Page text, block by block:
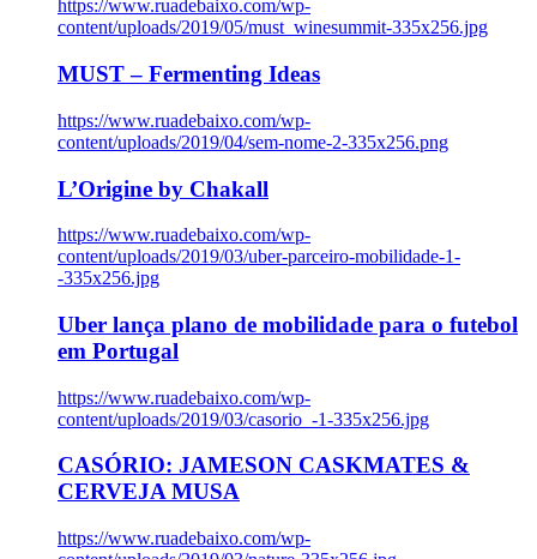
https://www.ruadebaixo.com/wp-
content/uploads/2019/05/must_winesummit-335x256.jpg
MUST – Fermenting Ideas
https://www.ruadebaixo.com/wp-
content/uploads/2019/04/sem-nome-2-335x256.png
L’Origine by Chakall
https://www.ruadebaixo.com/wp-
content/uploads/2019/03/uber-parceiro-mobilidade-1-
-335x256.jpg
Uber lança plano de mobilidade para o futebol
em Portugal
https://www.ruadebaixo.com/wp-
content/uploads/2019/03/casorio_-1-335x256.jpg
CASÓRIO: JAMESON CASKMATES &
CERVEJA MUSA
https://www.ruadebaixo.com/wp-